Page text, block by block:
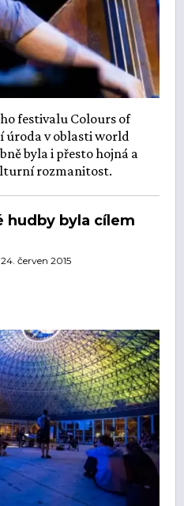
festivalu Colours of
úroda v oblasti world
byla i přesto hojná a
rozmanitost.
hudby byla cílem
24. červen 2015